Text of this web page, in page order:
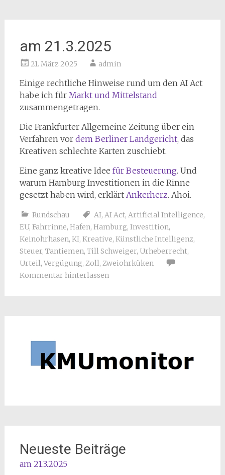
am 21.3.2025
21. März 2025 admin
Einige rechtliche Hinweise rund um den AI Act
habe ich für Markt und Mittelstand
zusammengetragen.
Die Frankfurter Allgemeine Zeitung über ein
Verfahren vor dem Berliner Landgericht, das
Kreativen schlechte Karten zuschiebt.
Eine ganz kreative Idee für Besteuerung. Und
warum Hamburg Investitionen in die Rinne
gesetzt haben wird, erklärt Ankerherz. Ahoi.
Rundschau AI, AI Act, Artificial Intelligence,
EU, Fahrrinne, Hafen, Hamburg, Investition,
Keinohrhasen, KI, Kreative, Künstliche Intelligenz,
Steuer, Tantiemen, Till Schweiger, Urheberrecht,
Urteil, Vergügung, Zoll, Zweiohrküken
Kommentar hinterlassen
Neueste Beiträge
am 21.3.2025